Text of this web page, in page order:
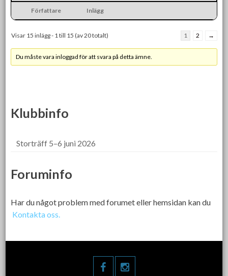
Författare Inlägg
Visar 15 inlägg - 1 till 15 (av 20 totalt) 1 2 →
Du måste vara inloggad för att svara på detta ämne.
Klubbinfo
Storträff 5–6 juni 2026
Foruminfo
Har du något problem med forumet eller hemsidan kan du
Kontakta oss.